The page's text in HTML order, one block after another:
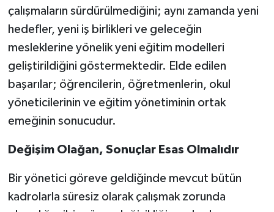
çalışmaların sürdürülmediğini; aynı zamanda yeni
hedefler, yeni iş birlikleri ve geleceğin
mesleklerine yönelik yeni eğitim modelleri
geliştirildiğini göstermektedir. Elde edilen
başarılar; öğrencilerin, öğretmenlerin, okul
yöneticilerinin ve eğitim yönetiminin ortak
emeğinin sonucudur.
Değişim Olağan, Sonuçlar Esas Olmalıdır
Bir yönetici göreve geldiğinde mevcut bütün
kadrolarla süresiz olarak çalışmak zorunda